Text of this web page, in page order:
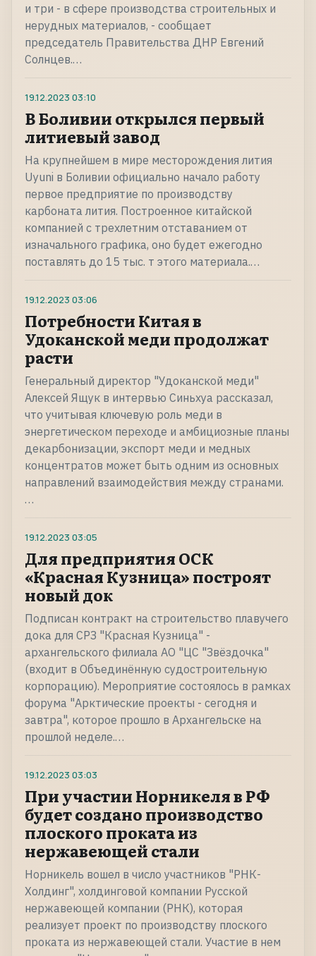
и три - в сфере производства строительных и
нерудных материалов, - сообщает
председатель Правительства ДНР Евгений
Солнцев.…
19.12.2023 03:10
В Боливии открылся первый
литиевый завод
На крупнейшем в мире месторождения лития
Uyuni в Боливии официально начало работу
первое предприятие по производству
карбоната лития. Построенное китайской
компанией с трехлетним отставанием от
изначального графика, оно будет ежегодно
поставлять до 15 тыс. т этого материала.…
19.12.2023 03:06
Потребности Китая в
Удоканской меди продолжат
расти
Генеральный директор "Удоканской меди"
Алексей Ящук в интервью Синьхуа рассказал,
что учитывая ключевую роль меди в
энергетическом переходе и амбициозные планы
декарбонизации, экспорт меди и медных
концентратов может быть одним из основных
направлений взаимодействия между странами.
…
19.12.2023 03:05
Для предприятия ОСК
«Красная Кузница» построят
новый док
Подписан контракт на строительство плавучего
дока для СРЗ "Красная Кузница" -
архангельского филиала АО "ЦС "Звёздочка"
(входит в Объединённую судостроительную
корпорацию). Мероприятие состоялось в рамках
форума "Арктические проекты - сегодня и
завтра", которое прошло в Архангельске на
прошлой неделе.…
19.12.2023 03:03
При участии Норникеля в РФ
будет создано производство
плоского проката из
нержавеющей стали
Норникель вошел в число участников "РНК-
Холдинг", холдинговой компании Русской
нержавеющей компании (РНК), которая
реализует проект по производству плоского
проката из нержавеющей стали. Участие в нем